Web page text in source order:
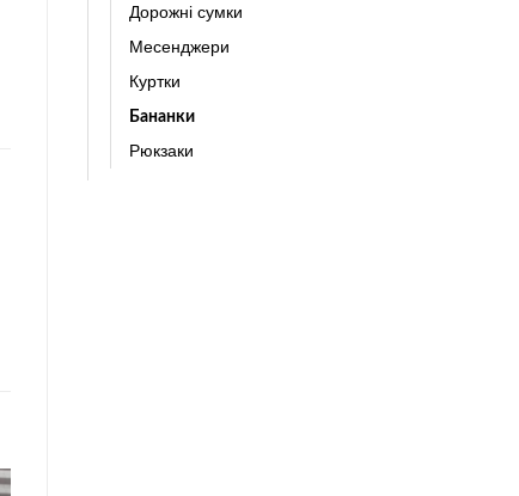
Дорожні сумки
Месенджери
Куртки
Бананки
Рюкзаки